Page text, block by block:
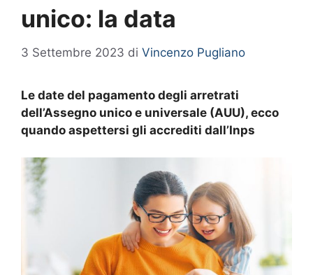
unico: la data
3 Settembre 2023 di Vincenzo Pugliano
Le date del pagamento degli arretrati
dell’Assegno unico e universale (AUU), ecco
quando aspettersi gli accrediti dall’Inps